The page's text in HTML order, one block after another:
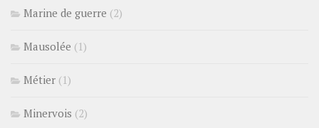
Marine de guerre (2)
Mausolée (1)
Métier (1)
Minervois (2)